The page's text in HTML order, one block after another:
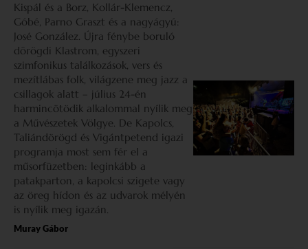
Kispál és a Borz, Kollár-Klemencz,
Góbé, Parno Graszt és a nagyágyú:
José González. Újra fénybe boruló
dörögdi Klastrom, egyszeri
szimfonikus találkozások, vers és
mezítlábas folk, világzene meg jazz a
csillagok alatt – július 24-én
harmincötödik alkalommal nyílik meg
a Művészetek Völgye. De Kapolcs,
Taliándörögd és Vigántpetend igazi
programja most sem fér el a
műsorfüzetben: leginkább a
patakparton, a kapolcsi szigete vagy
az öreg hídon és az udvarok mélyén
is nyílik meg igazán.
Muray Gábor